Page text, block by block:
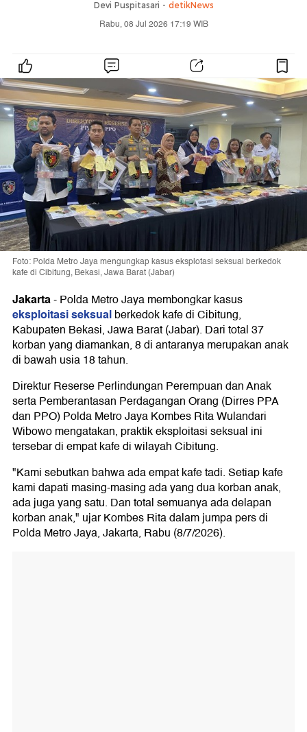
Devi Puspitasari - detikNews
Rabu, 08 Jul 2026 17:19 WIB
Foto: Polda Metro Jaya mengungkap kasus eksplotasi seksual berkedok
kafe di Cibitung, Bekasi, Jawa Barat (Jabar)
Jakarta-Polda Metro Jaya membongkar kasus
eksploitasi seksualberkedok kafe di Cibitung,
Kabupaten Bekasi, Jawa Barat (Jabar). Dari total 37
korban yang diamankan, 8 di antaranya merupakan anak
di bawah usia 18 tahun.
Direktur Reserse Perlindungan Perempuan dan Anak
serta Pemberantasan Perdagangan Orang (Dirres PPA
dan PPO) Polda Metro Jaya Kombes Rita Wulandari
Wibowo mengatakan, praktik eksploitasi seksual ini
tersebar di empat kafe di wilayah Cibitung.
"Kami sebutkan bahwa ada empat kafe tadi. Setiap kafe
kami dapati masing-masing ada yang dua korban anak,
ada juga yang satu. Dan total semuanya ada delapan
korban anak," ujar Kombes Rita dalam jumpa pers di
Polda Metro Jaya, Jakarta, Rabu (8/7/2026).